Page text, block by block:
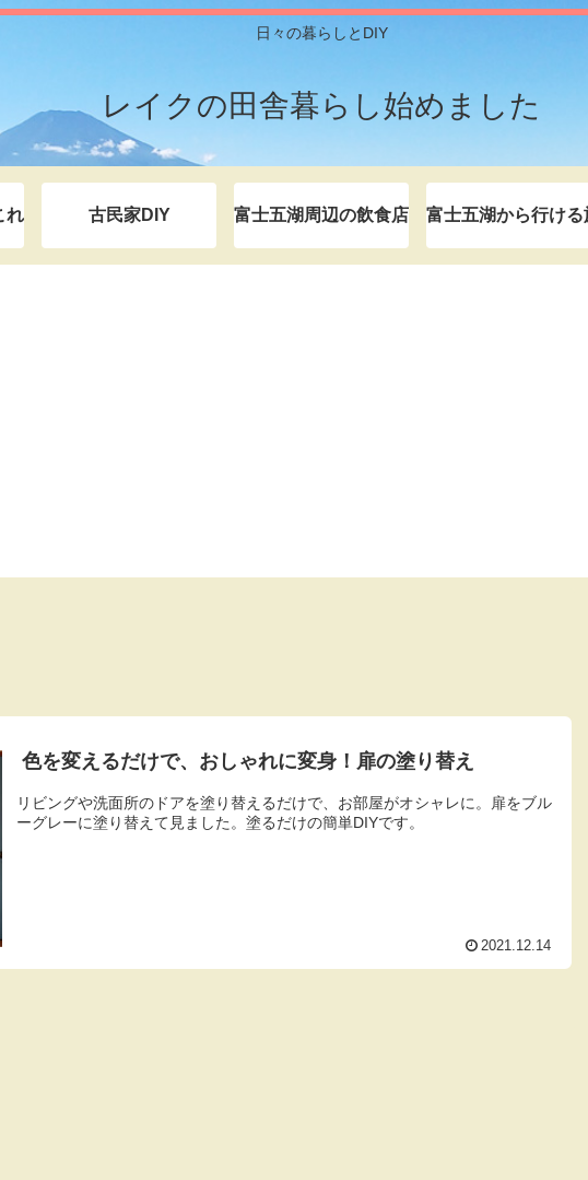
日々の暮らしとDIY
レイクの田舎暮らし始めました
れ 古民家DIY 富士五湖周辺の飲食店 富士五湖から行ける
色を変えるだけで、おしゃれに変身！扉の塗り替え
リビングや洗面所のドアを塗り替えるだけで、お部屋がオシャレに。扉をブル
ーグレーに塗り替えて見ました。塗るだけの簡単DIYです。
2021.12.14